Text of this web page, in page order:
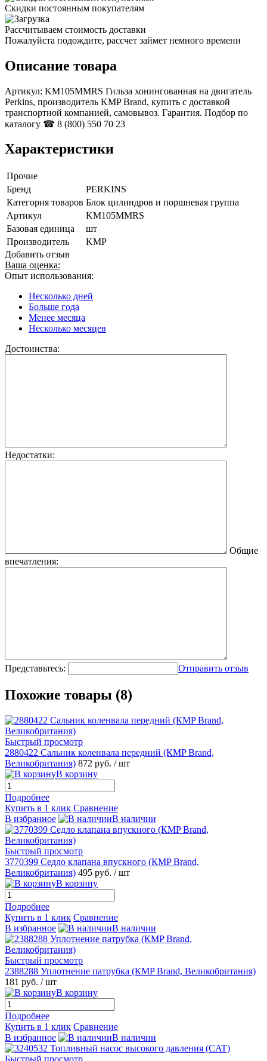
Скидки постоянным покупателям
Рассчитываем стоимость доставки
Пожалуйста подождите, рассчет займет немного времени
Описание товара
Артикул: KM105MMRS Гильза хонингованная на двигатель
Perkins, производитель KMP Brand, купить с доставкой
транспортной компанией, самовывоз. Гарантия. Подбор по
каталогу ☎ 8 (800) 550 70 23
Характеристики
Прочие
Бренд
PERKINS
Категория товаров Блок цилиндров и поршневая группа
Артикул
KM105MMRS
Базовая единица
шт
Производитель
KMP
Добавить отзыв
Ваша оценка:
Опыт использования:
Несколько дней
Больше года
Менее месяца
Несколько месяцев
Достоинства:
Недостатки:
Общие
впечатления:
Представьтесь: Отправить отзыв
Похожие товары (8)
Быстрый просмотр
2880422 Сальник коленвала передний (КMP Brand,
Великобритания) 872 руб. / шт
В корзину
Подробнее
Купить в 1 клик Сравнение
В избранное
В наличии
Быстрый просмотр
3770399 Седло клапана впускного (КMP Brand,
Великобритания) 495 руб. / шт
В корзину
Подробнее
Купить в 1 клик Сравнение
В избранное
В наличии
Быстрый просмотр
2388288 Уплотнение патрубка (КMP Brand, Великобритания)
181 руб. / шт
В корзину
Подробнее
Купить в 1 клик Сравнение
В избранное
В наличии